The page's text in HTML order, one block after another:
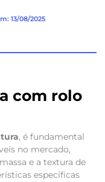
13/08/2025
com rolo
, é fundamental
no mercado,
e a textura de
específicas